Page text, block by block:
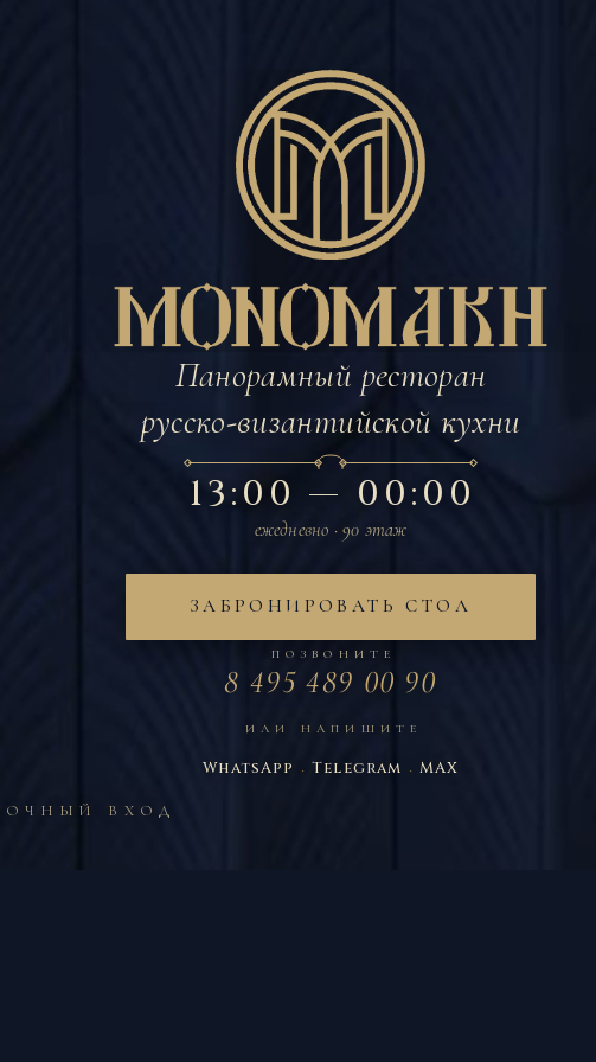
Панорамный ресторан
русско-византийской кухни
13:00 — 00:00
ежедневно · 90 этаж
ЗАБРОНИРОВАТЬ СТОЛ
ПОЗВОНИТЕ
8 495 489 00 90
ИЛИ НАПИШИТЕ
WhatsApp · Telegram · MAX
ВХОД